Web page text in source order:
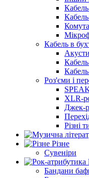
Кабель в
Роз'єми і
XLR-
Джек-
Різні
Різне
Сувеніри
Бандани